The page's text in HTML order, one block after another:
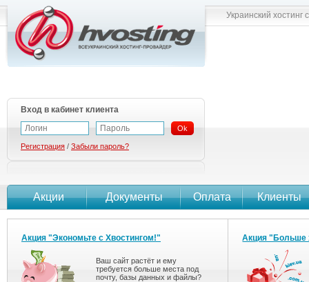
Акции Документы Оплата Клиенты
Украинский
Вход в кабинет клиента
Ok
Регистрация / Забыли пароль?
Акция "Экономьте с Хвостингом!"
Ваш сайт растёт и ему
требуется больше места под
почту, базы данных и файлы?
Акция "Больше